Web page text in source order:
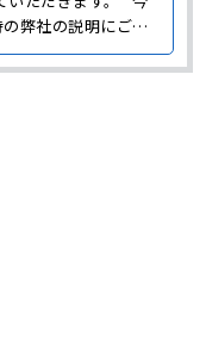
それでは、今回の
外壁塗装 施工前の